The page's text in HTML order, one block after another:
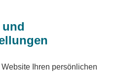
Ihren persönlichen